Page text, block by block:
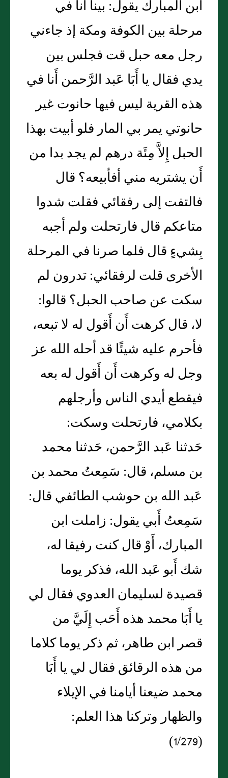
ابن المبارك يقول: بينا أَنا في
مرحلة بين الكوفة ومكة إذ جاءني
رجل معه حبل قت فجلس بين
يدي فقال يا أَبَا عَبد الرَّحمن أَنا في
هذه القرية ليس فيها حانوت غير
حانوتي يمر بي المار فلو أبيت بهذا
الحبل إِلاَّ مِئَة درهم لم يجد بدا من
أَن يشتريه مني أفأبيعه؟ قال
فالتفت إلى رفقائي فقلت شدوا
متاعكم قال فارتحلت ولم أجبه
بِشيءٍ قال فلما صرنا في المرحلة
الأخرى قلت لرفقائي: تدرون لم
سكت عن صاحب الحبل؟ قالوا:
لا، قال كرهت أَن أَقول له لا تبعه،
فأحرم عليه شيئًا قد أحله الله عز
وجل له وكرهت أَن أَقول له بعه
فيقطع أيدي الناس وأرجلهم
بكلامي، فارتحلت وسكت:
حَدثنا عَبد الرَّحمن، حَدثنا محمد
بن مسلم، قال: سَمِعتُ محمد بن
عَبد الله بن حوشب الطائفي قال:
سَمِعتُ أَبي يقول: زاملت ابن
المبارك، أَوْ قال كنت رفيقا له،
شك أَبو عَبد الله، فذكر يوما
قصيدة لسليمان العدوي فقال لي
يا أَبَا محمد هذه أَحَب إِلَيَّ من
قصر ابن طاهر، ثم ذكر يوما كلاما
من هذه الرقائق فقال لي يا أَبَا
محمد ضيعنا أيامنا في الإيلاء
والظهار وتركنا هذا العلم:
(1/279)